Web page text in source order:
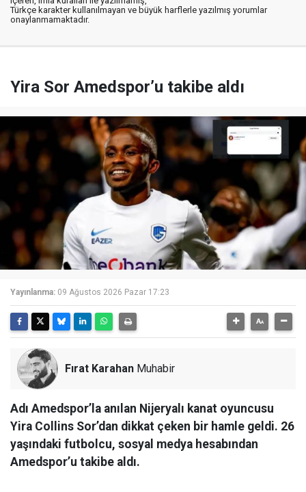
Türkçe karakter kullanılmayan ve büyük harflerle yazılmış yorumlar
onaylanmamaktadır.
Yira Sor Amedspor’u takibe aldı
Yayınlanma: 09 Ağustos 2026 Pazar 17:23
Fırat Karahan Muhabir
Adı Amedspor’la anılan Nijeryalı kanat oyuncusu
Yira Collins Sor’dan dikkat çeken bir hamle geldi. 26
yaşındaki futbolcu, sosyal medya hesabından
Amedspor’u takibe aldı.